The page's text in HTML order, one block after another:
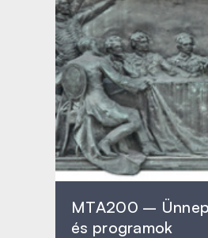
MTA200 –
és programok